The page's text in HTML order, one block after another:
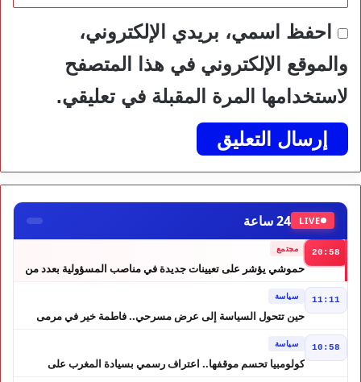
احفظ اسمي، بريدي الإلكتروني،
والموقع الإلكتروني في هذا المتصفح
لاستخدامها المرة المقبلة في تعليقي.
LIVE 24 ساعة
20:58 مجتمع
حموشي يؤشر على تعيينات جديدة في مناصب المسؤولية بعدد من
11:11 سياسة
حين تتحول السياسة إلى عرض مسرحي.. فاطمة خير في مرمى
10:58 سياسة
كولومبيا تحسم موقفها.. اعتراف رسمي بسيادة المغرب على